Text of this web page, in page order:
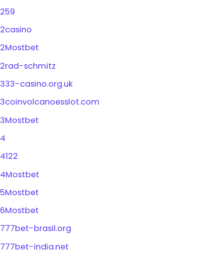
259
2casino
2Mostbet
2rad-schmitz
333-casino.org.uk
3coinvolcanoesslot.com
3Mostbet
4
4122
4Mostbet
5Mostbet
6Mostbet
777bet-brasil.org
777bet-india.net